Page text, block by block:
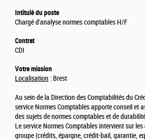
Intitulé du poste
Chargé d'analyse normes comptables H/F
Contrat
CDI
Votre mission
Localisation : Brest
Au sein de la Direction des Comptabilités du
service Normes Comptables apporte conseil et
des sujets de normes comptables et de
Le service Normes Comptables intervient sur
groupe (crédits, épargne, crédit-bail, garantie,